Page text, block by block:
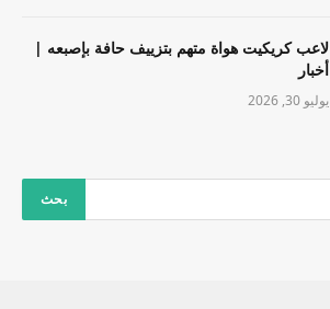
لاعب كريكيت هواة متهم بتزييف حافة بإصبعه |
أخبار
يوليو 30, 2026